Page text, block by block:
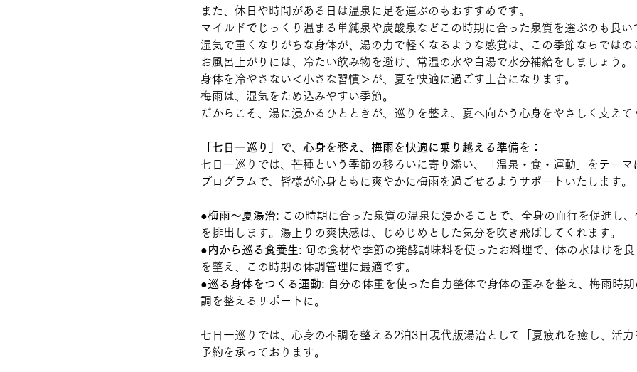
また、休日や時間がある日は温泉に足を運ぶのもおすすめです。
マイルドでじっくり温まる単純泉や炭酸泉などこの時期に合った泉質を選ぶのも良い
湿気で重くなりがちな身体が、湯の力で軽くなるような感覚は、この季節ならではの
お風呂上がりには、冷たい飲み物を避け、常温の水や白湯で水分補給をしましょう。
身体を冷やさない＜小さな習慣＞が、夏を快適に過ごす土台になります。
梅雨は、湿気をため込みやすい季節。
だからこそ、湯に浸かるひとときが、巡りを整え、夏へ向かう心身をやさしく支えて
「七日一巡り」で、心身を整え、梅雨を快適に乗り越える準備を：
七日一巡りでは、芒種という季節の移ろいに寄り添い、「温泉・食・運動」をテーマ
プログラムで、皆様が心身ともに爽やかに梅雨を過ごせるようサポートいたします。
●梅雨～夏 湯治: この時期に合った泉質の温泉 に浸かることで、全身の血行を促進し
を排出します。湯上りの爽快感は、じめじめとした気分を吹き飛ばしてくれます。
●内から巡る食養生: 旬の食材や季節の発酵調味料を使った お料理で、体の水はけを良
を整え
この時期の体調管理に最適です。
●巡る身体をつくる運動: 自分の体重を使った 自力整体で身体の歪みを整え
梅雨時
調 を整えるサポートに。
七日一巡りでは、心身の不調を整える2泊3日現代版湯治として「夏疲れを癒し、活
予約を承っております。